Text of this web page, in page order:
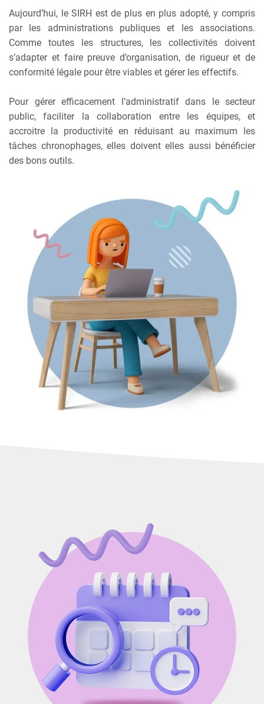
Aujourd’hui, le SIRH est de plus en plus adopté, y compris
par les administrations publiques et les associations.
Comme toutes les structures, les collectivités doivent
s’adapter et faire preuve d’organisation, de rigueur et de
conformité légale pour être viables et gérer les effectifs.
Pour gérer efficacement l’administratif dans le secteur
public, faciliter la collaboration entre les équipes, et
accroitre la productivité en réduisant au maximum les
tâches chronophages, elles doivent elles aussi bénéficier
des bons outils.